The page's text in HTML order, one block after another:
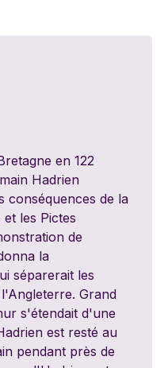
en 122
Hadrien
conséquences de la
les Pictes
de
la
séparerait les
Grand
s'étendait d'une
est resté au
pendant près de